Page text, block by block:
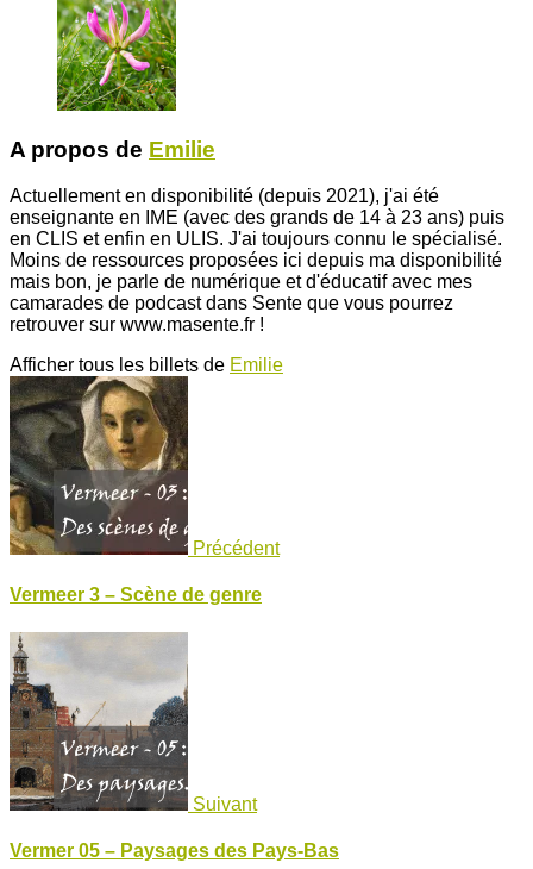
A propos de Emilie
Actuellement en disponibilité (depuis 2021), j'ai été
enseignante en IME (avec des grands de 14 à 23 ans) puis
en CLIS et enfin en ULIS. J'ai toujours connu le spécialisé.
Moins de ressources proposées ici depuis ma disponibilité
mais bon, je parle de numérique et d'éducatif avec mes
camarades de podcast dans Sente que vous pourrez
retrouver sur www.masente.fr !
Afficher tous les billets de Emilie
Précédent
Vermeer 3 – Scène de genre
Suivant
Vermer 05 – Paysages des Pays-Bas